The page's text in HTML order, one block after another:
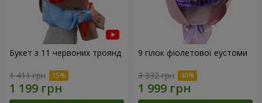
Букет з 11 червоних троянд
1 411 грн
9 гілок фіолетової еустоми
3 332 грн